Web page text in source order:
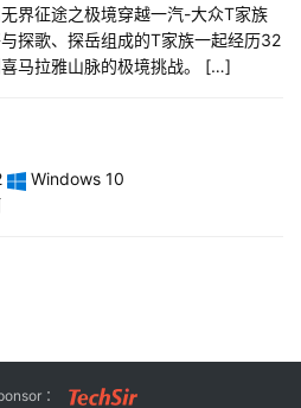
界征途之极境穿越一汽-大众T家族
探歌、探岳组成的T家族一起经历32
马拉雅山脉的极境挑战。 […]
Windows 10
：